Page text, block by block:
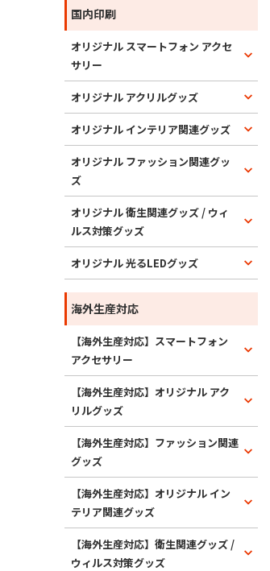
国内印刷
オリジナル スマートフォン アクセ
サリー
オリジナル アクリルグッズ
オリジナル インテリア関連グッズ
オリジナル ファッション関連グッ
ズ
オリジナル 衛生関連グッズ / ウィ
ルス対策グッズ
オリジナル 光るLEDグッズ
海外生産対応
【海外生産対応】スマートフォン
アクセサリー
【海外生産対応】オリジナル アク
リルグッズ
【海外生産対応】ファッション関連
グッズ
【海外生産対応】オリジナル イン
テリア関連グッズ
【海外生産対応】衛生関連グッズ /
ウィルス対策グッズ